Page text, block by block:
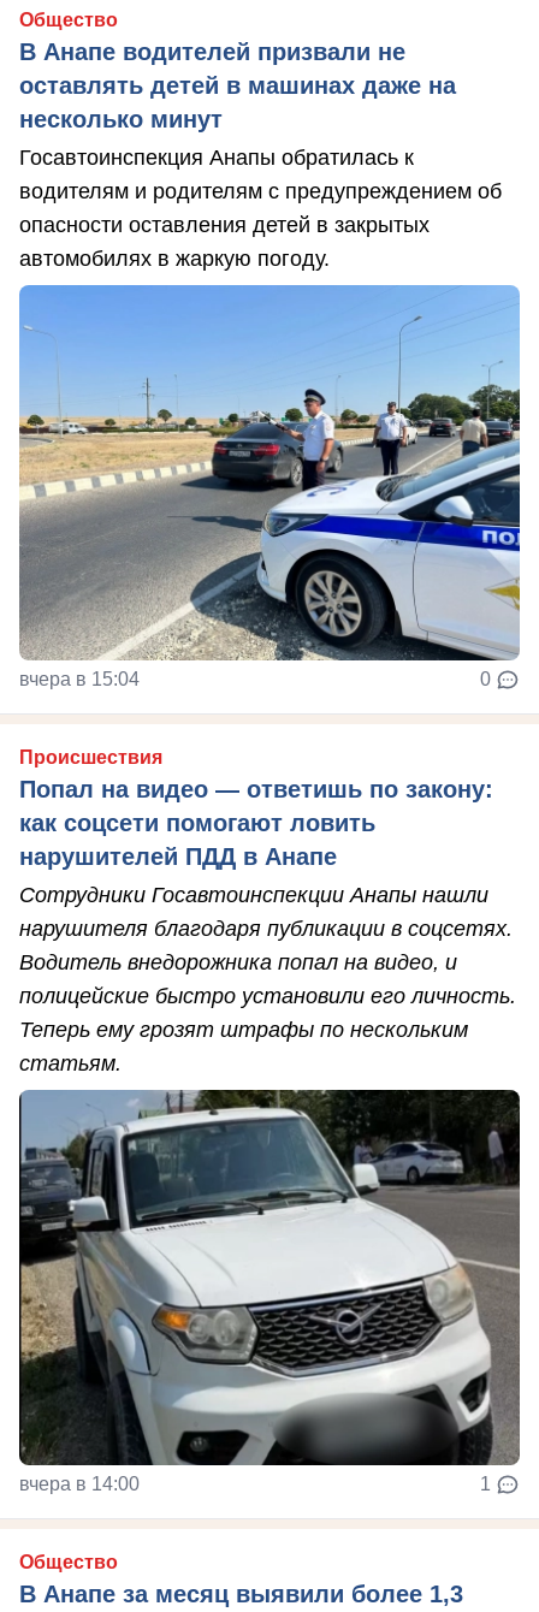
Общество
В Анапе водителей призвали не
оставлять детей в машинах даже на
несколько минут
Госавтоинспекция Анапы обратилась к
водителям и родителям с предупреждением об
опасности оставления детей в закрытых
автомобилях в жаркую погоду.
вчера в 15:04 0
Происшествия
Попал на видео — ответишь по закону:
как соцсети помогают ловить
нарушителей ПДД в Анапе
Сотрудники Госавтоинспекции Анапы нашли
нарушителя благодаря публикации в соцсетях.
Водитель внедорожника попал на видео, и
полицейские быстро установили его личность.
Теперь ему грозят штрафы по нескольким
статьям.
вчера в 14:00 1
Общество
В Анапе за месяц выявили более 1,3